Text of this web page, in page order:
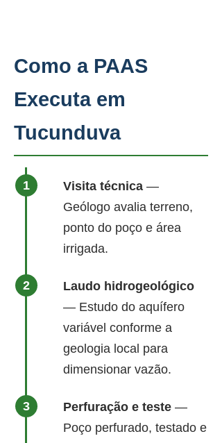
Como a PAAS
Executa em
Tucunduva
Visita técnica —
Geólogo avalia terreno,
ponto do poço e área
irrigada.
Laudo hidrogeológico
— Estudo do aquífero
variável conforme a
geologia local para
dimensionar vazão.
Perfuração e teste —
Poço perfurado, testado e